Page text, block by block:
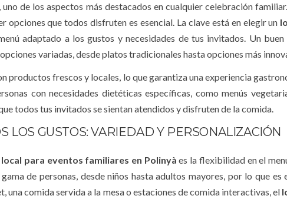
uno de los aspectos más destacados en cualquier celebración
opciones que todos disfruten es esencial. La clave está en elegir un
adaptado a los gustos y necesidades de tus invitados. Un
variadas, desde platos tradicionales hasta opciones más
productos frescos y locales, lo que garantiza una experiencia
con necesidades dietéticas específicas, como menús
todos tus invitados se sientan atendidos y disfruten de la comida.
LOS GUSTOS: VARIEDAD Y PERSONALIZACIÓN
local para eventos familiares en Polinyà es la flexibilidad en el
de personas, desde niños hasta adultos mayores, por lo que
una comida servida a la mesa o estaciones de comida interactivas, el